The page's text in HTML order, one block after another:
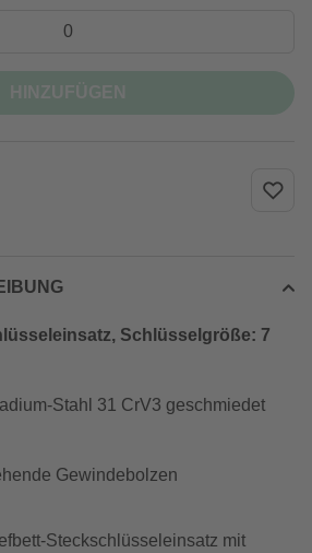
Schlüsselgröße: 7
Stahl 31 CrV3 geschmiedet
Gewindebolzen
Steckschlüsseleinsatz mit